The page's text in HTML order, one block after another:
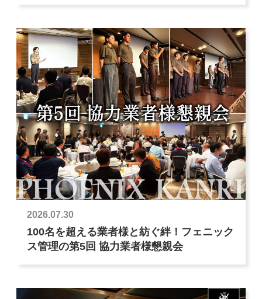
2026.07.30
100名を超える業者様と紡ぐ絆！フェニック
ス管理の第5回 協力業者様懇親会